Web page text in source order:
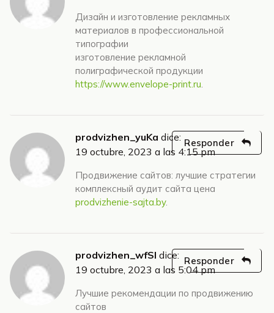
Дизайн и изготовление рекламных
материалов в профессиональной
типографии
изготовление рекламной
полиграфической продукции
https://www.envelope-print.ru
prodvizhen_yuKa dice:
19 octubre, 2023 a las 4:15 pm
Продвижение сайтов: лучшие стратегии
комплексный аудит сайта цена
prodvizhenie-sajta.by.
Responder
prodvizhen_wfSl dice:
19 octubre, 2023 a las 5:04 pm
Лучшие рекомендации по продвижению
сайтов
Responder